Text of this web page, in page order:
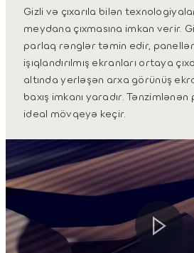
Gizli və çıxarıla bilən
meydana çıxmasına imkan verir.
parlaq rənglər təmin edir,
işıqlandırılmış ekranları ortaya
altında yerləşən arxa görünüş
baxış imkanı yaradır.
ideal mövqeyə keçir.